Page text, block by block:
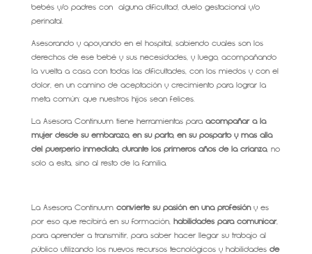
bebés y/o padres con alguna dificultad, duelo gestacional y/o
perinatal.
Asesorando y apoyando en el hospital, sabiendo cuales son los
derechos de ese bebé y sus necesidades, y luego, acompañando
la vuelta a casa con todas las dificultades, con los miedos y con el
dolor, en un camino de aceptación y crecimiento para lograr la
meta común: que nuestros hijos sean felices.
La Asesora Continuum tiene herramientas para acompañar a la
mujer desde su embarazo, en su parto, en su posparto y más allá
del puerperio inmediato, durante los primeros años de la crianza, no
solo a esta, sino al resto de la familia.
La Asesora Continuum convierte su pasión en una profesióny es
por eso que recibirá en su formación,habilidades para comunicar,
para aprender a transmitir, para saber hacer llegar su trabajo al
público utilizando los nuevos recursos tecnológicos y habilidades de